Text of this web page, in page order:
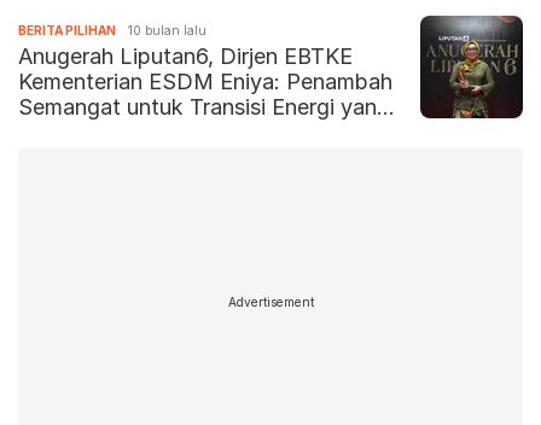
BERITA PILIHAN 10 bulan lalu
Anugerah Liputan6, Dirjen EBTKE
Kementerian ESDM Eniya: Penambah
Semangat untuk Transisi Energi yang
Advertisement